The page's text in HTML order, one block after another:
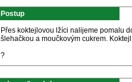
Postup
Přes koktejlovou lžíci nalijeme pomalu
šlehačkou a moučkovým cukrem.
?